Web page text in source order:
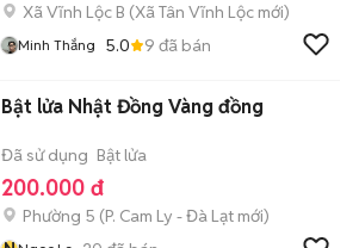
Xã Vĩnh Lộc B (Xã Tân Vĩnh Lộc mới)
Minh Thắng 5.0 9 đã bán
Bật lửa Nhật Đồng Vàng đồng
Đã sử dụng Bật lửa
200.000 đ
Phường 5 (P. Cam Ly - Đà Lạt mới)